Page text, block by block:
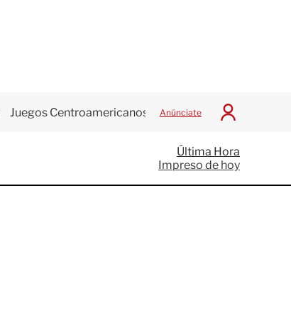
Juegos Centroamericanos Anúnciate
I
c
i
a
Última Hora
Impreso de hoy